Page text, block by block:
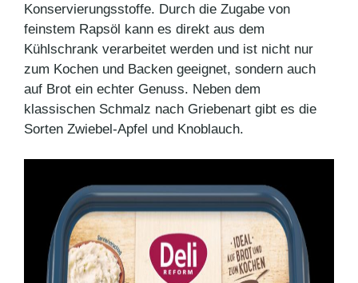
Konservierungsstoffe. Durch die Zugabe von
feinstem Rapsöl kann es direkt aus dem
Kühlschrank verarbeitet werden und ist nicht nur
zum Kochen und Backen geeignet, sondern auch
auf Brot ein echter Genuss. Neben dem
klassischen Schmalz nach Griebenart gibt es die
Sorten Zwiebel-Apfel und Knoblauch.